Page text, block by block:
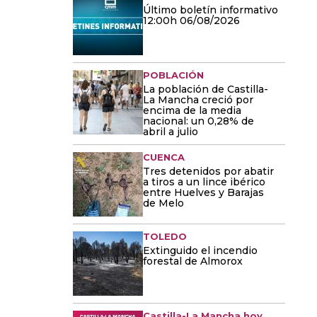
Último boletín informativo
12:00h 06/08/2026
POBLACIÓN
La población de Castilla-
La Mancha creció por
encima de la media
nacional: un 0,28% de
abril a julio
CUENCA
Tres detenidos por abatir
a tiros a un lince ibérico
entre Huelves y Barajas
de Melo
TOLEDO
Extinguido el incendio
forestal de Almorox